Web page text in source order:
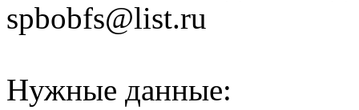
spbobfs@list.ru
Нужные данные: